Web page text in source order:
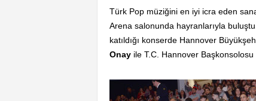
Türk Pop müziğini en iyi icra eden
Arena salonunda hayranlarıyla
katıldığı konserde Hannover
Onayile T.C. Hannover Başkonsolosu